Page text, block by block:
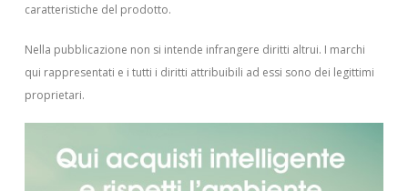
caratteristiche del prodotto.
Nella pubblicazione non si intende infrangere diritti altrui. I marchi
qui rappresentati e i tutti i diritti attribuibili ad essi sono dei legittimi
proprietari.